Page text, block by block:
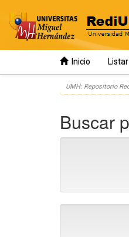
Inicio Listar
UMH: Repositorio
Buscar